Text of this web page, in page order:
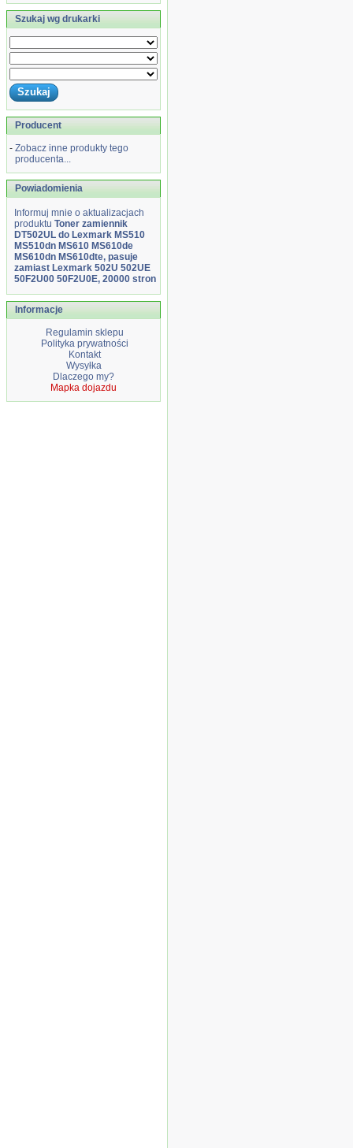
Szukaj wg drukarki
Producent
- Zobacz inne produkty tego
producenta...
Powiadomienia
Informuj mnie o aktualizacjach
produktu Toner zamiennik
DT502UL do Lexmark MS510
MS510dn MS610 MS610de
MS610dn MS610dte, pasuje
zamiast Lexmark 502U 502UE
50F2U00 50F2U0E, 20000 stron
Informacje
Regulamin sklepu
Polityka prywatności
Kontakt
Wysyłka
Dlaczego my?
Mapka dojazdu